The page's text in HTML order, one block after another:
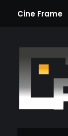
Cine Frame